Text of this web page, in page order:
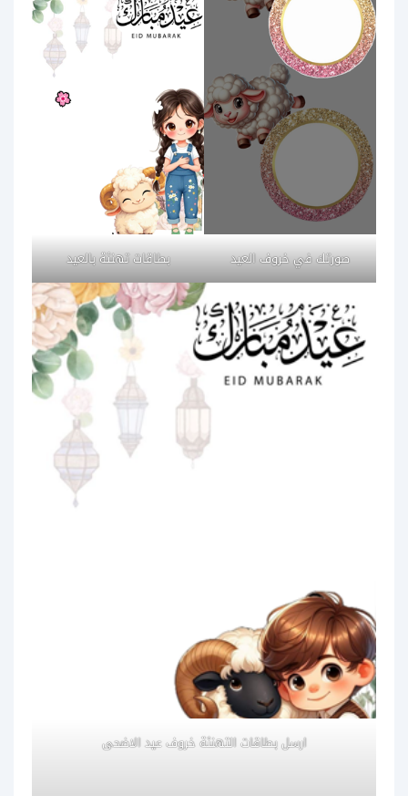
صورتك في خروف العيد بطاقات تهنئة بالعيد
ارسل بطاقات التهنئة خروف عيد الاضحى